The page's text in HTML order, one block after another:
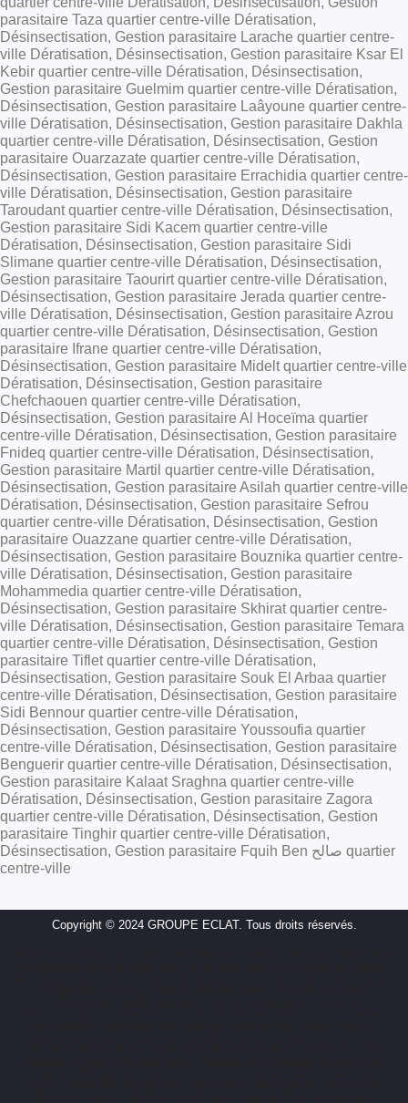
parasitaire Taza quartier centre-ville Dératisation,
Désinsectisation, Gestion parasitaire Larache quartier centre-
ville Dératisation, Désinsectisation, Gestion parasitaire Ksar El
Kebir quartier centre-ville Dératisation, Désinsectisation,
Gestion parasitaire Guelmim quartier centre-ville Dératisation,
Désinsectisation, Gestion parasitaire Laâyoune quartier centre-
ville Dératisation, Désinsectisation, Gestion parasitaire Dakhla
quartier centre-ville Dératisation, Désinsectisation, Gestion
parasitaire Ouarzazate quartier centre-ville Dératisation,
Désinsectisation, Gestion parasitaire Errachidia quartier centre-
ville Dératisation, Désinsectisation, Gestion parasitaire
Taroudant quartier centre-ville Dératisation, Désinsectisation,
Gestion parasitaire Sidi Kacem quartier centre-ville
Dératisation, Désinsectisation, Gestion parasitaire Sidi
Slimane quartier centre-ville Dératisation, Désinsectisation,
Gestion parasitaire Taourirt quartier centre-ville Dératisation,
Désinsectisation, Gestion parasitaire Jerada quartier centre-
ville Dératisation, Désinsectisation, Gestion parasitaire Azrou
quartier centre-ville Dératisation, Désinsectisation, Gestion
parasitaire Ifrane quartier centre-ville Dératisation,
Désinsectisation, Gestion parasitaire Midelt quartier centre-ville
Dératisation, Désinsectisation, Gestion parasitaire
Chefchaouen quartier centre-ville Dératisation,
Désinsectisation, Gestion parasitaire Al Hoceïma quartier
centre-ville Dératisation, Désinsectisation, Gestion parasitaire
Fnideq quartier centre-ville Dératisation, Désinsectisation,
Gestion parasitaire Martil quartier centre-ville Dératisation,
Désinsectisation, Gestion parasitaire Asilah quartier centre-ville
Dératisation, Désinsectisation, Gestion parasitaire Sefrou
quartier centre-ville Dératisation, Désinsectisation, Gestion
parasitaire Ouazzane quartier centre-ville Dératisation,
Désinsectisation, Gestion parasitaire Bouznika quartier centre-
ville Dératisation, Désinsectisation, Gestion parasitaire
Mohammedia quartier centre-ville Dératisation,
Désinsectisation, Gestion parasitaire Skhirat quartier centre-
ville Dératisation, Désinsectisation, Gestion parasitaire Temara
quartier centre-ville Dératisation, Désinsectisation, Gestion
parasitaire Tiflet quartier centre-ville Dératisation,
Désinsectisation, Gestion parasitaire Souk El Arbaa quartier
centre-ville Dératisation, Désinsectisation, Gestion parasitaire
Sidi Bennour quartier centre-ville Dératisation,
Désinsectisation, Gestion parasitaire Youssoufia quartier
centre-ville Dératisation, Désinsectisation, Gestion parasitaire
Benguerir quartier centre-ville Dératisation, Désinsectisation,
Gestion parasitaire Kalaat Sraghna quartier centre-ville
Dératisation, Désinsectisation, Gestion parasitaire Zagora
quartier centre-ville Dératisation, Désinsectisation, Gestion
parasitaire Tinghir quartier centre-ville Dératisation,
Désinsectisation, Gestion parasitaire Fquih Ben صالح quartier
centre-ville
Copyright © 2024 GROUPE ECLAT. Tous droits réservés.